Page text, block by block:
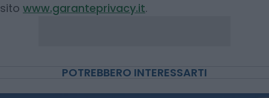
sito www.garanteprivacy.it.
POTREBBERO INTERESSARTI